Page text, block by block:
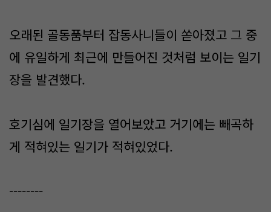
오래된 골동품부터 잡동사니들이 쏟아졌고 그 중
에 유일하게 최근에 만들어진 것처럼 보이는 일기
장을 발견했다.​
호기심에 일기장을 열어보았고 거기에는 빼곡하
게 적혀있는 일기가 적혀있었다.
--------